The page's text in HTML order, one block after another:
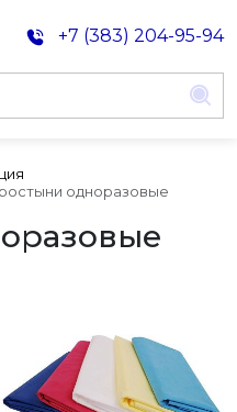
+7 (383) 204-95-94
одноразовые